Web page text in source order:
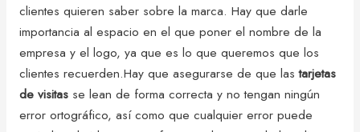
clientes quieren saber sobre la marca. Hay que darle
importancia al espacio en el que poner el nombre de la
empresa y el logo, ya que es lo que queremos que los
clientes recuerden.Hay que asegurarse de que lastarjetas
de visitasse lean de forma correcta y no tengan ningún
error ortográfico, así como que cualquier error puede